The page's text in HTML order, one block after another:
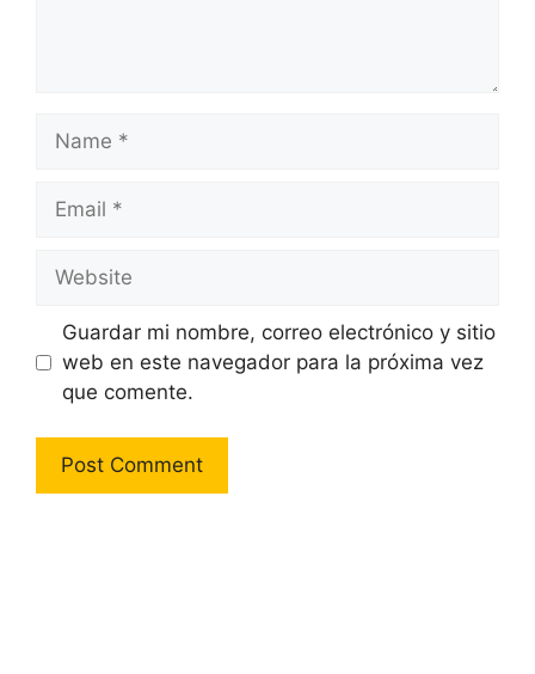
Guardar mi nombre, correo electrónico y sitio
web en este navegador para la próxima vez
que comente.